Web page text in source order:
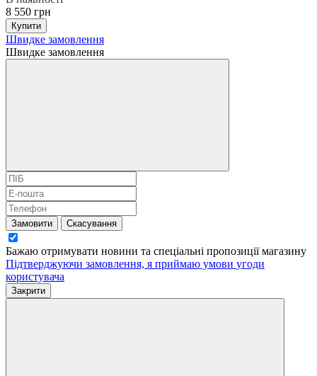
8 550 грн
Купити
Швидке замовлення
Швидке замовлення
Замовити Скасування
Бажаю отримувати новини та спеціальні пропозиціїмагазину
Підтверджуючи замовлення, я приймаю умови угоди
користувача
Закрити